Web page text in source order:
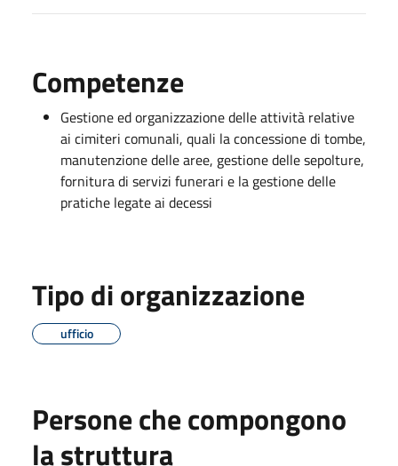
Competenze
Gestione ed organizzazione delle attività relative
ai cimiteri comunali, quali la concessione di tombe,
manutenzione delle aree, gestione delle sepolture,
fornitura di servizi funerari e la gestione delle
pratiche legate ai decessi
Tipo di organizzazione
ufficio
Persone che compongono
la struttura